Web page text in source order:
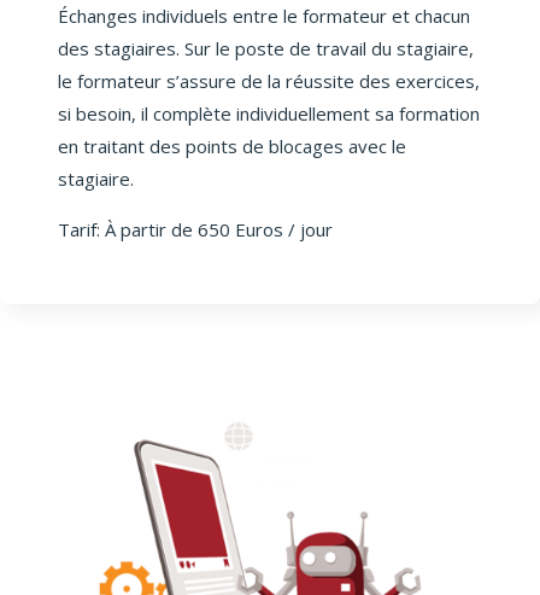
Échanges individuels entre le formateur et chacun
des stagiaires. Sur le poste de travail du stagiaire,
le formateur s’assure de la réussite des exercices,
si besoin, il complète individuellement sa formation
en traitant des points de blocages avec le
stagiaire.
Tarif: À partir de 650 Euros / jour